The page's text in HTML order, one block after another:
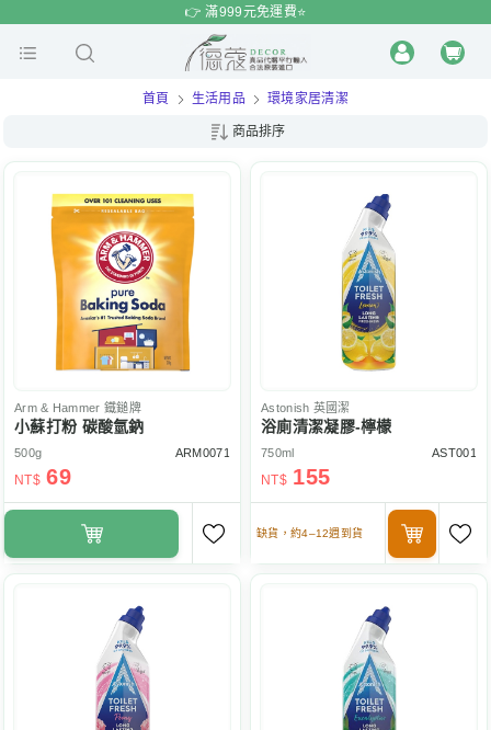
$
$
時 特賣
👉 滿999元免運費⭐️
首頁 生活用品 環境家居清潔
商品排序
Arm & Hammer 鐵鎚牌
小蘇打粉 碳酸氫鈉
500g ARM0071
NT$ 69
Astonish 英國潔
浴廁清潔凝膠-檸檬
750ml AST001
NT$ 155
缺貨，約4–12週到貨